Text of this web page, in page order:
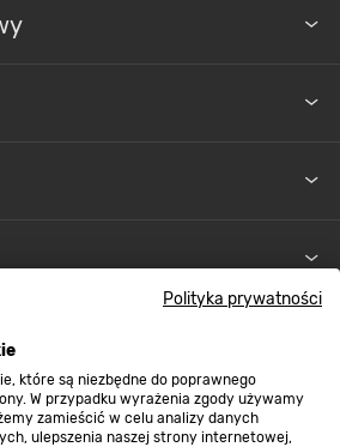
Polityka prywatności
które są niezbędne do poprawnego
W przypadku wyrażenia zgody używamy
zamieścić w celu analizy danych
ulepszenia naszej strony internetowej,